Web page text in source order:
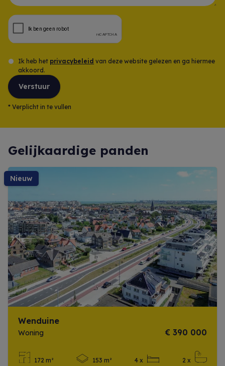
Ik heb het privacybeleid van deze website gelezen en ga hiermee
akkoord.
Verstuur
* Verplicht in te vullen
Gelijkaardige panden
nieuw
Previous Next
Wenduine
Woning € 390 000
172 m² 153 m² 4 x 2 x